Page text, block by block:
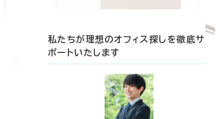
私たちが理想のオフィス探しを徹底サ
ポートいたします